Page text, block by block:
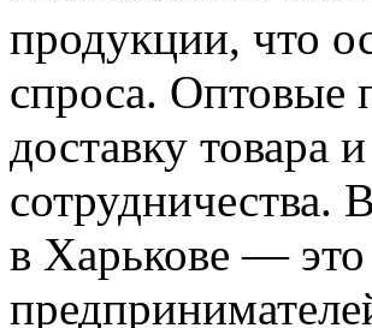
продукции, что
спроса. Оптовые
доставку товара
сотрудничества.
в Харькове —